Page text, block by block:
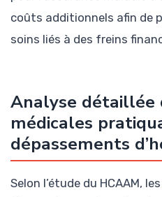
coûts additionnels afin de
soins liés à des freins
Analyse détaillée
médicales
dépassements
Selon l’étude du HCAAM,